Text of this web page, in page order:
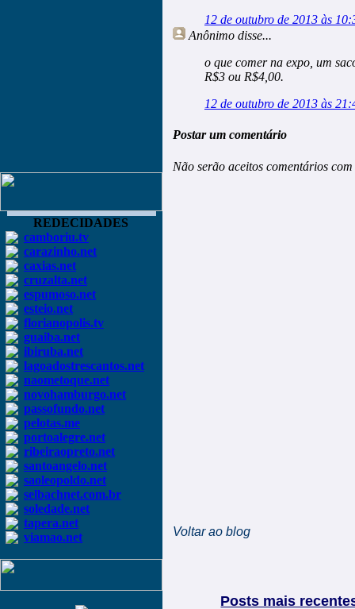
REDECIDADES
camboriu.tv
carazinho.net
caxias.net
cruzalta.net
espumoso.net
esteio.net
florianopolis.tv
guaiba.net
ibiruba.net
lagoadostrescantos.net
naometoque.net
novohamburgo.net
passofundo.net
pelotas.me
portoalegre.net
ribeiraopreto.net
santoangelo.net
saoleopoldo.net
selbachnet.com.br
soledade.net
tapera.net
viamao.net
12 de outubro de 2013 às
Anônimo disse...
o que comer na expo, um
R$3 ou R$4,00.
12 de outubro de 2013 às
Postar um comentário
Não serão aceitos comentários
Voltar ao blog
Posts mais